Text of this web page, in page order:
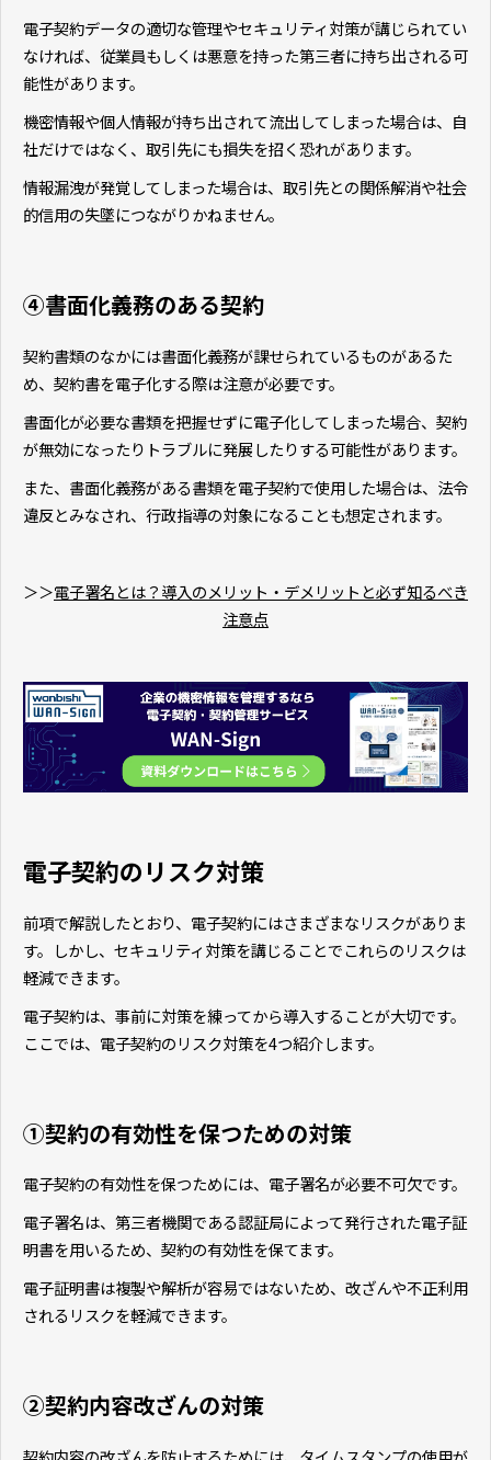
電子契約データの適切な管理やセキュリティ対策が講じられてい
なければ、従業員もしくは悪意を持った第三者に持ち出される可
能性があります。
機密情報や個人情報が持ち出されて流出してしまった場合は、自
社だけではなく、取引先にも損失を招く恐れがあります。
情報漏洩が発覚してしまった場合は、取引先との関係解消や社会
的信用の失墜につながりかねません。
④書面化義務のある契約
契約書類のなかには書面化義務が課せられているものがあるた
め、契約書を電子化する際は注意が必要です。
書面化が必要な書類を把握せずに電子化してしまった場合、契約
が無効になったりトラブルに発展したりする可能性があります。
また、書面化義務がある書類を電子契約で使用した場合は、法令
違反とみなされ、行政指導の対象になることも想定されます。
＞＞電子署名とは？導入のメリット・デメリットと必ず知るべき
注意点
電子契約のリスク対策
前項で解説したとおり、電子契約にはさまざまなリスクがありま
す。しかし、セキュリティ対策を講じることでこれらのリスクは
軽減できます。
電子契約は、事前に対策を練ってから導入することが大切です。
ここでは、電子契約のリスク対策を4つ紹介します。
①契約の有効性を保つための対策
電子契約の有効性を保つためには、電子署名が必要不可欠です。
電子署名は、第三者機関である認証局によって発行された電子証
明書を用いるため、契約の有効性を保てます。
電子証明書は複製や解析が容易ではないため、改ざんや不正利用
されるリスクを軽減できます。
②契約内容改ざんの対策